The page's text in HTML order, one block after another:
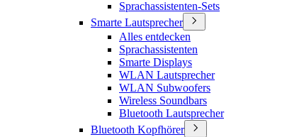
Sprachassistenten-Sets
Smarte Lautsprecher
Alles entdecken
Sprachassistenten
Smarte Displays
WLAN Lautsprecher
WLAN Subwoofers
Wireless Soundbars
Bluetooth Lautsprecher
Bluetooth Kopfhörer